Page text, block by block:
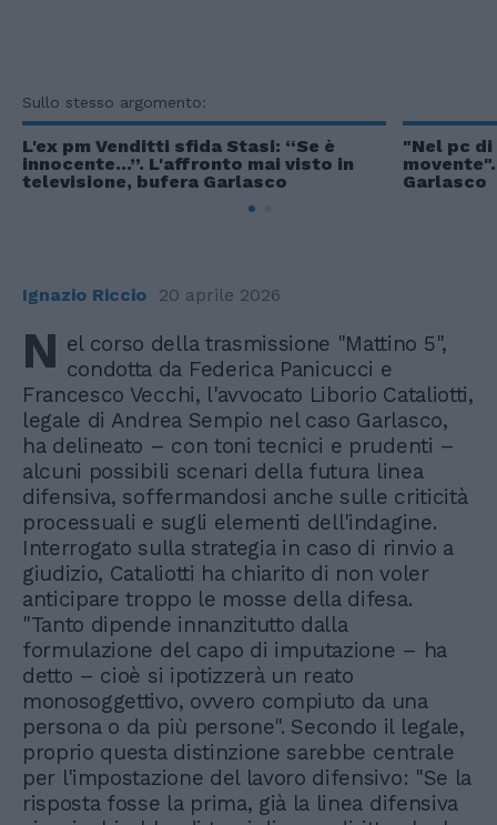
Sullo stesso argomento:
L'ex pm Venditti sfida Stasi: “Se è
innocente...”. L'affronto mai visto in
televisione, bufera Garlasco
"Nel pc
Garlasco
Ignazio Riccio 20 aprile 2026
N el corso della trasmissione "Mattino 5",
condotta da Federica Panicucci e
Francesco Vecchi, l'avvocato Liborio Cataliotti,
legale di Andrea Sempio nel caso Garlasco,
ha delineato – con toni tecnici e prudenti –
alcuni possibili scenari della futura linea
difensiva, soffermandosi anche sulle criticità
processuali e sugli elementi dell'indagine.
Interrogato sulla strategia in caso di rinvio a
giudizio, Cataliotti ha chiarito di non voler
anticipare troppo le mosse della difesa.
"Tanto dipende innanzitutto dalla
formulazione del capo di imputazione – ha
detto – cioè si ipotizzerà un reato
monosoggettivo, ovvero compiuto da una
persona o da più persone". Secondo il legale,
proprio questa distinzione sarebbe centrale
per l'impostazione del lavoro difensivo: "Se la
risposta fosse la prima, già la linea difensiva